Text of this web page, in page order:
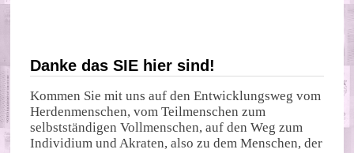
Danke das SIE hier sind!
Kommen Sie mit uns auf den Entwicklungsweg vom
Herdenmenschen, vom Teilmenschen zum
selbstständigen Vollmenschen, auf den Weg zum
Individium und Akraten, also zu dem Menschen, der